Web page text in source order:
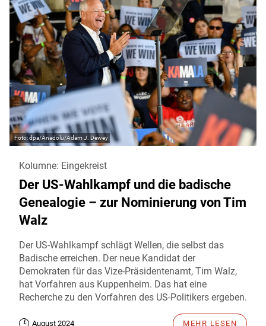
dpa/Anadolu/Adam J. Dewey
Kolumne: Eingekreist
Der US-Wahlkampf und die badische
Genealogie – zur Nominierung von Tim
Walz
Der US-Wahlkampf schlägt Wellen, die selbst das
Badische erreichen. Der neue Kandidat der
Demokraten für das Vize-Präsidentenamt, Tim Walz,
hat Vorfahren aus Kuppenheim. Das hat eine
Recherche zu den Vorfahren des US-Politikers ergeben.
August 2024 MEHR LESEN